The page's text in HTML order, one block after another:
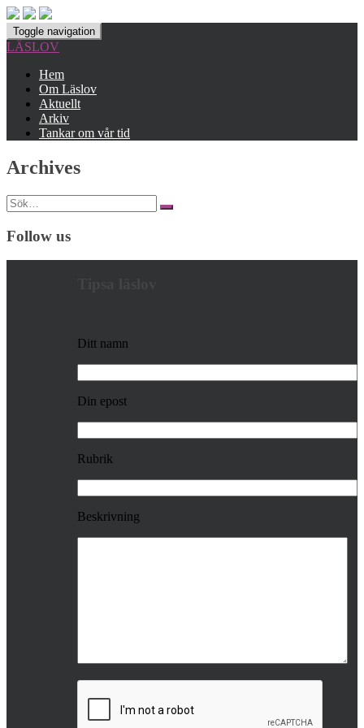
Toggle navigation
LÄSLOV
Hem
Om Läslov
Aktuellt
Arkiv
Tankar om vår tid
Archives
Search
for:
Follow us
Ditt namn
Din epost
Rubrik
Beskrivning